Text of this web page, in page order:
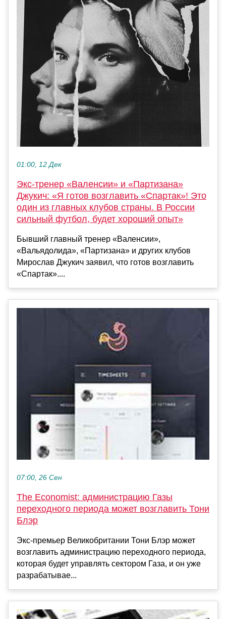
01:00, 12 Дек
Экс-тренер «Валенсии» и «Партизана»
Джукич: «Я готов возглавить «Спартак»! Это
один из главных клубов страны. В России
сильный футбол, будет хороший опыт»
Бывший главный тренер «Валенсии»,
«Вальядолида», «Партизана» и других клубов
Мирослав Джукич заявил, что готов возглавить
«Спартак»....
07:00, 26 Сен
The Economist: администрацию Газы
переходного периода может возглавить Тони
Блэр
Экс-премьер Великобритании Тони Блэр может
возглавить администрацию переходного периода,
которая будет управлять сектором Газа, и он уже
разрабатывае...